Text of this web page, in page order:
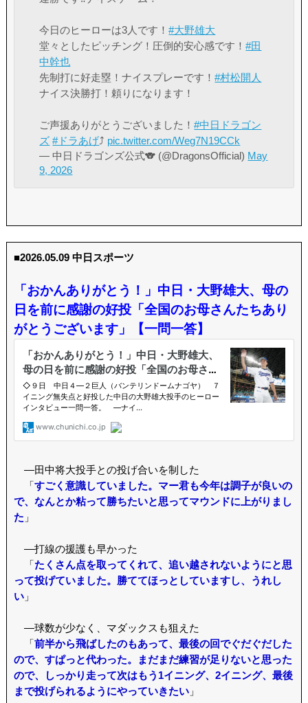
今日のヒーローは3人です！#大野雄大
堂々としたピッチング！圧倒的安心感です！#田
中幹也
先制打に好走塁！ナイスプレーです！#村松開人
ナイス決勝打！頼りになります！
ご声援ありがとうございました！#中日ドラゴン
ズ #ドラあげ⤴︎ pic.twitter.com/Weg7N19CCk
— 中日ドラゴンズ公式🐨 (@DragonsOfficial) May
9, 2026
■2026.05.09 中日スポーツ
「おかんありがとう！」中日・大野雄大、母の
日を前に感謝の好投「全国のお母さんたちあり
がとうございます」【一問一答】
―田中将大投手との投げ合いを制した
「すごく意識していました。マー君も今年は調子が良いの
で、なんとか粘って勝ちたいと思ってマウンドに上がりまし
た 」
―打線の援護も早かった
「たくさん点を取ってくれて、追い越されないようにと思
って投げていました。勝ててほっとしていますし、うれし
い」
―球数が少なく、マダックスも狙えた
「前半から飛ばしたのもあって、最後の回でぐだぐだした
ので、すぱっと代わった。まだまだ練習が足りないと思った
ので、しっかり走って次はもう1イニング、2イニング、最後
まで投げられるようにやっていきたい」